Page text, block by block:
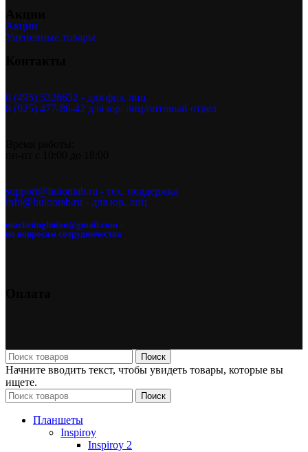
Акции
Уцененные товары
8 (495) 5326632 - для физ. лиц
8 (925) 477-86-42 для юр. лиц/оптовый отдел
support@huiontab.ru - тех. поддержка
info@huiontab.ru - для юр. лиц
marketinghuion@gmail.com -
по вопросам сотрудничества
Поиск
Начните вводить текст, чтобы увидеть товары, которые вы
ищете.
Поиск
Планшеты
Inspiroy
Inspiroy 2